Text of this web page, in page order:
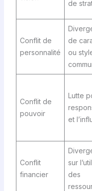
de
Conflit de
personnalité
de
ou
Conflit de
pouvoir
Lutte
et
Conflit
financier
sur
des